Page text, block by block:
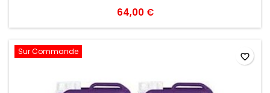
64,00 €
Sur Commande favorite_border